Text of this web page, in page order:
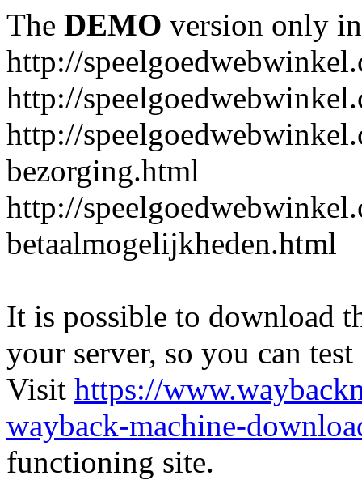
The DEMO version only
http://
http://
http://
bezorging.html
http://
betaalmogelijkheden.html
It is possible to download
your server, so you can
Visit https://
wayback-machine-
functioning site.